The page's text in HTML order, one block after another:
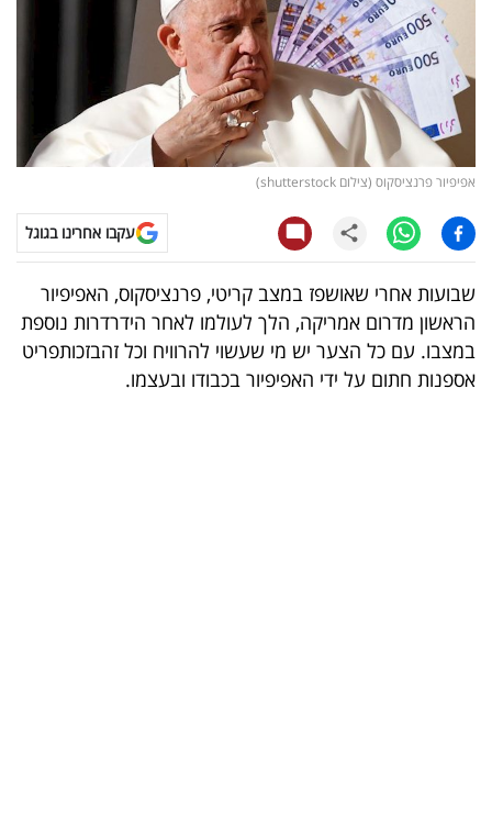
דעות
רכילות
עסקית
קריפטו
ויראלי
טלוויזיה
עסקי
ספורט
אפיפיור פרנציסקוס (צילום shutterstock)
עקבו אחרינו בגוגל
שבועות אחרי שאושפז במצב קריטי, פרנציסקוס, האפיפיור
הראשון מדרום אמריקה, הלך לעולמו לאחר הידרדרות נוספת
במצבו. עם כל הצער יש מי שעשוי להרוויח וכל זהבזכותפריט
אספנות חתום על ידי האפיפיור בכבודו ובעצמו.